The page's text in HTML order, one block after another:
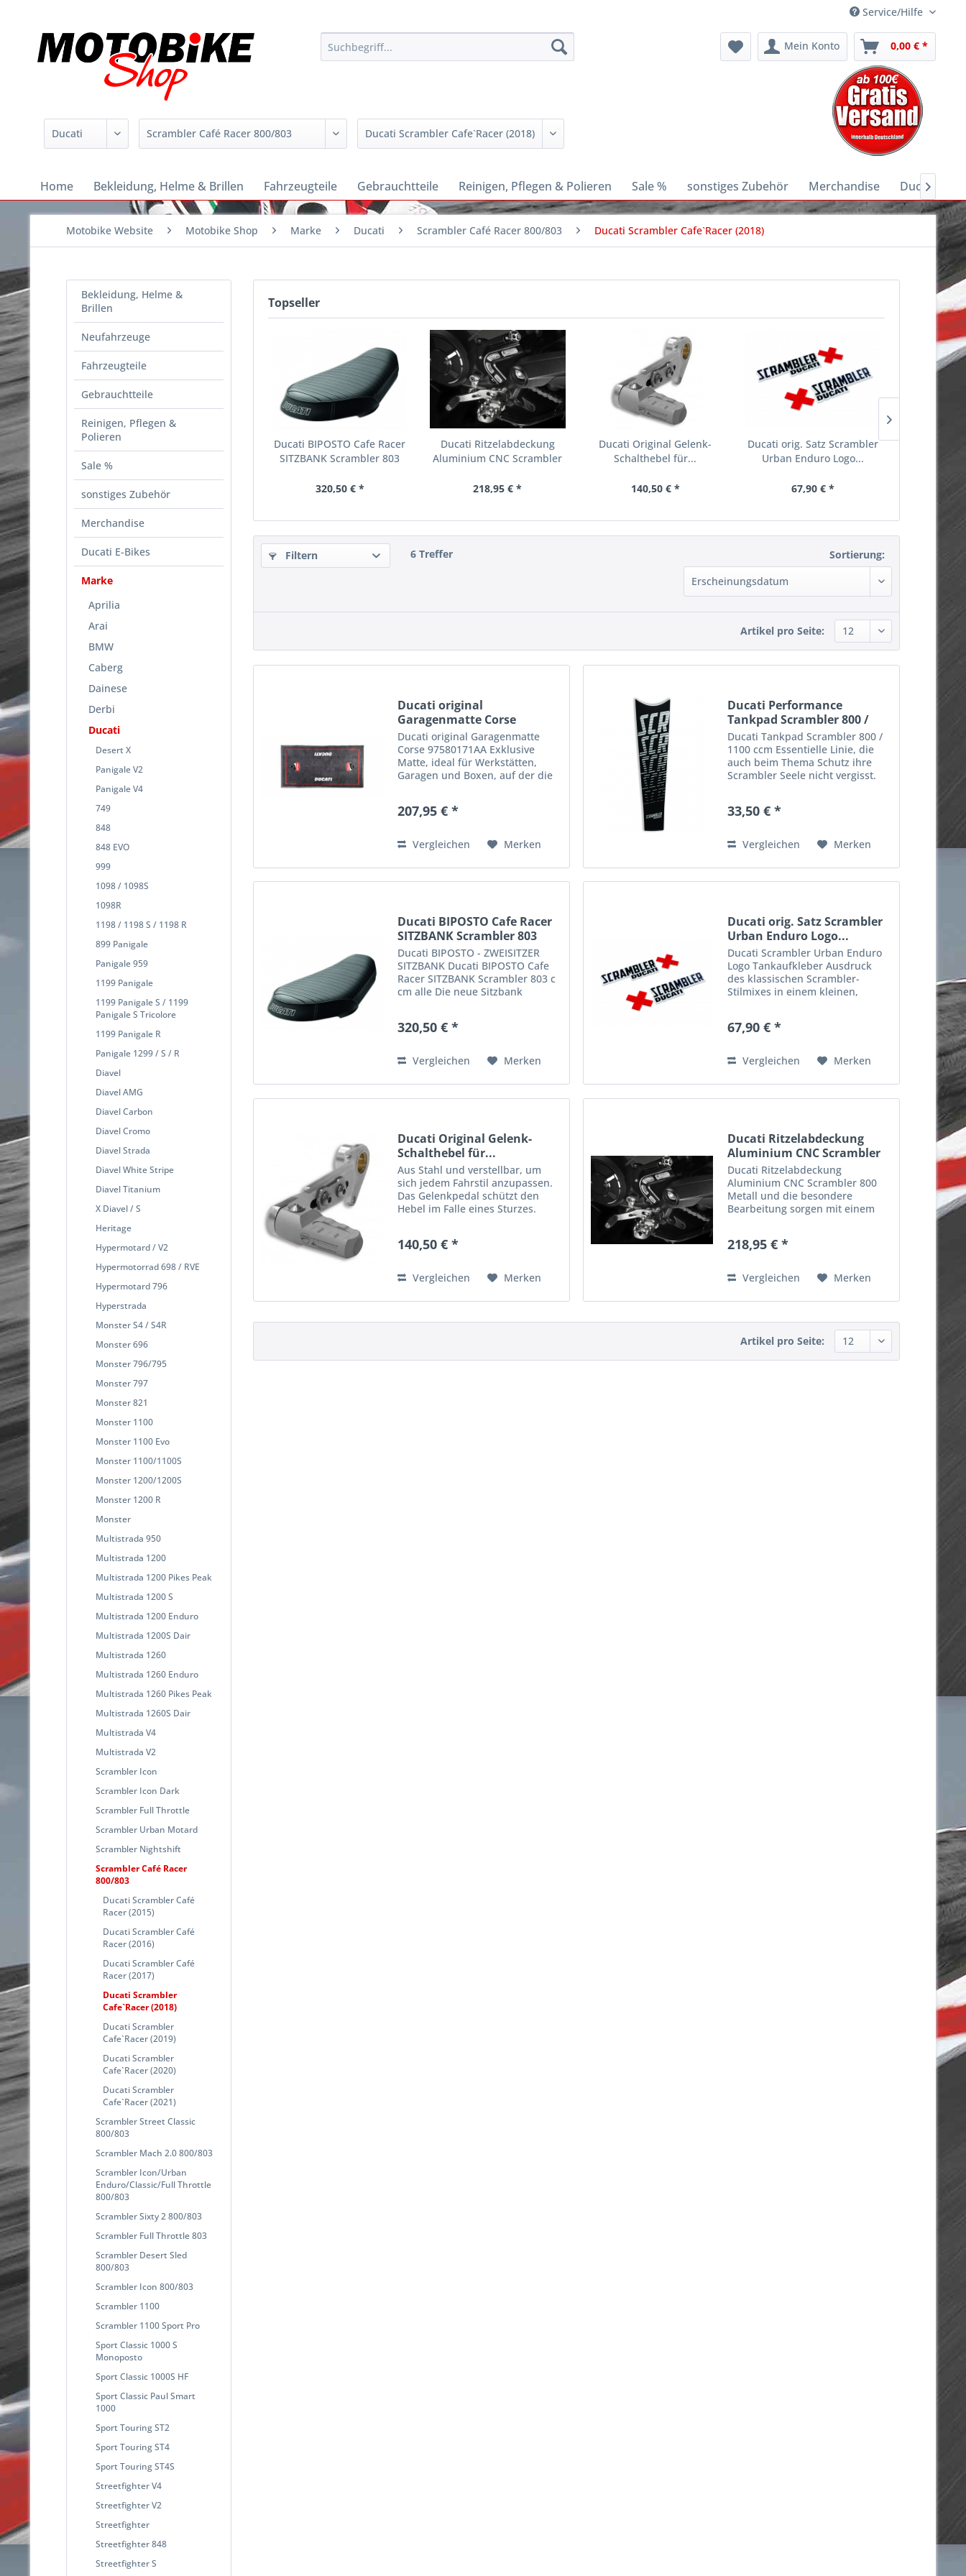
Service/Hilfe
Mein Konto 0,00 € *
Home Bekleidung, Helme & Brillen Fahrzeugteile Gebrauchtteile Reinigen, Pflegen & Polieren Sale % sonstiges Zubehör Merchandise Ducati E-

Motobike Website Motobike Shop Marke Ducati Scrambler Café Racer 800/803 Ducati Scrambler Cafe`Racer (2018)
Bekleidung, Helme &
Brillen
Neufahrzeuge
Fahrzeugteile
Gebrauchtteile
Reinigen, Pflegen &
Polieren
Sale %
sonstiges Zubehör
Merchandise
Ducati E-Bikes
Marke
Aprilia
Arai
BMW
Caberg
Dainese
Derbi
Ducati
Desert X
Panigale V2
Panigale V4
749
848
848 EVO
999
1098 / 1098S
1098R
1198 / 1198 S / 1198 R
899 Panigale
Panigale 959
1199 Panigale
1199 Panigale S / 1199
Panigale S Tricolore
1199 Panigale R
Panigale 1299 / S / R
Diavel
Diavel AMG
Diavel Carbon
Diavel Cromo
Diavel Strada
Diavel White Stripe
Diavel Titanium
X Diavel / S
Heritage
Hypermotard / V2
Hypermotorrad 698 / RVE
Hypermotard 796
Hyperstrada
Monster S4 / S4R
Monster 696
Monster 796/795
Monster 797
Monster 821
Monster 1100
Monster 1100 Evo
Monster 1100/1100S
Monster 1200/1200S
Monster 1200 R
Monster
Multistrada 950
Multistrada 1200
Multistrada 1200 Pikes Peak
Multistrada 1200 S
Multistrada 1200 Enduro
Multistrada 1200S Dair
Multistrada 1260
Multistrada 1260 Enduro
Multistrada 1260 Pikes Peak
Multistrada 1260S Dair
Multistrada V4
Multistrada V2
Scrambler Icon
Scrambler Icon Dark
Scrambler Full Throttle
Scrambler Urban Motard
Scrambler Nightshift
Scrambler Café Racer
800/803
Ducati Scrambler Café
Racer (2015)
Ducati Scrambler Café
Racer (2016)
Ducati Scrambler Café
Racer (2017)
Ducati Scrambler
Cafe`Racer (2018)
Ducati Scrambler
Cafe`Racer (2019)
Ducati Scrambler
Cafe`Racer (2020)
Ducati Scrambler
Cafe`Racer (2021)
Scrambler Street Classic
800/803
Scrambler Mach 2.0 800/803
Scrambler Icon/Urban
Enduro/Classic/Full Throttle
800/803
Scrambler Sixty 2 800/803
Scrambler Full Throttle 803
Scrambler Desert Sled
800/803
Scrambler Icon 800/803
Scrambler 1100
Scrambler 1100 Sport Pro
Sport Classic 1000 S
Monoposto
Sport Classic 1000S HF
Sport Classic Paul Smart
1000
Sport Touring ST2
Sport Touring ST4
Sport Touring ST4S
Streetfighter V4
Streetfighter V2
Streetfighter
Streetfighter 848
Streetfighter S
Topseller
Ducati BIPOSTO Cafe Racer
SITZBANK Scrambler 803
320,50 € *
Ducati Ritzelabdeckung
Aluminium CNC Scrambler
218,95 € *
Ducati Original Gelenk-
Schalthebel für...
140,50 € *
Ducati orig. Satz Scrambler
Urban Enduro Logo...
67,90 € *
Filtern 6 Treffer Sortierung:
Artikel pro Seite:
Ducati original
Garagenmatte Corse
97580171AA
Ducati original Garagenmatte
Corse 97580171AA Exklusive
Matte, ideal für Werkstätten,
Garagen und Boxen, auf der die
kompakte, strapazierfähige
Filz...
207,95 € *
Vergleichen Merken
Ducati Performance
Tankpad Scrambler 800 /
1100
Ducati Tankpad Scrambler 800 /
1100 ccm Essentielle Linie, die
auch beim Thema Schutz ihre
Scrambler Seele nicht vergisst.
aufgeklebt und kann vor kratzer
33,50 € *
Vergleichen Merken
Ducati BIPOSTO Cafe Racer
SITZBANK Scrambler 803
Ducati BIPOSTO - ZWEISITZER
SITZBANK Ducati BIPOSTO Cafe
Racer SITZBANK Scrambler 803 c
cm alle Die neue Sitzbank
Sitzposition aus. Scrambler Cafe
320,50 € *
Vergleichen Merken
Ducati orig. Satz Scrambler
Urban Enduro Logo...
Ducati Scrambler Urban Enduro
Logo Tankaufkleber Ausdruck
des klassischen Scrambler-
Stilmixes in einem kleinen,
67,90 € *
Vergleichen Merken
Ducati Original Gelenk-
Schalthebel für...
Aus Stahl und verstellbar, um
sich jedem Fahrstil anzupassen.
Das Gelenkpedal schützt den
Hebel im Falle eines Sturzes.
140,50 € *
Vergleichen Merken
Ducati Ritzelabdeckung
Aluminium CNC Scrambler
800
Ducati Ritzelabdeckung
Aluminium CNC Scrambler 800
Metall und die besondere
Bearbeitung sorgen mit einem
dem Vollen gaerbeitet. Passend
2018...
218,95 € *
Vergleichen Merken
Artikel pro Seite: